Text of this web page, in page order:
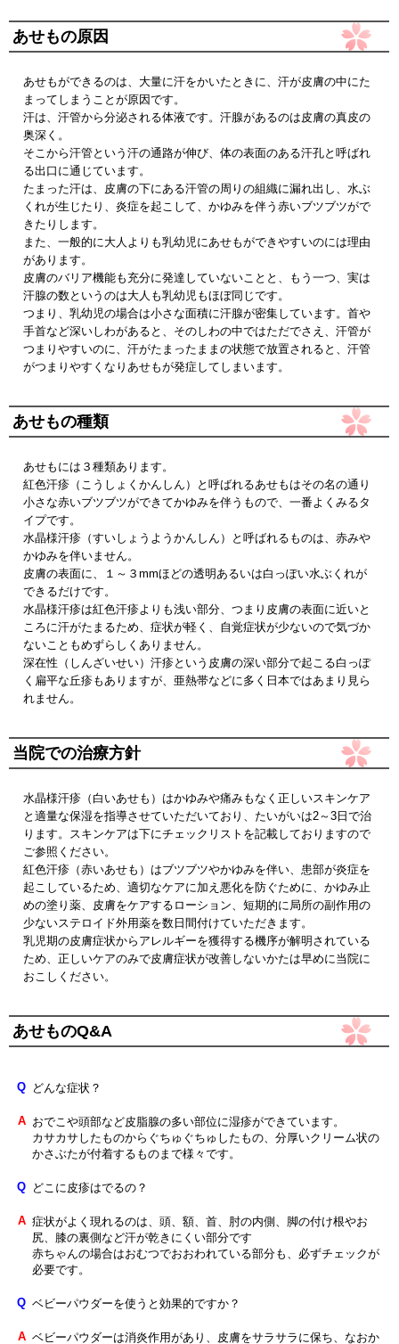
あせもの原因
あせもができるのは、大量に汗をかいたときに、汗が皮膚の中にた
まってしまうことが原因です。
汗は、汗管から分泌される体液です。汗腺があるのは皮膚の真皮の
奥深く。
そこから汗管という汗の通路が伸び、体の表面のある汗孔と呼ばれ
る出口に通じています。
たまった汗は、皮膚の下にある汗管の周りの組織に漏れ出し、水ぶ
くれが生じたり、炎症を起こして、かゆみを伴う赤いブツブツがで
きたりします。
また、一般的に大人よりも乳幼児にあせもができやすいのには理由
があります。
皮膚のバリア機能も充分に発達していないことと、もう一つ、実は
汗腺の数というのは大人も乳幼児もほぼ同じです。
つまり、乳幼児の場合は小さな面積に汗腺が密集しています。首や
手首など深いしわがあると、そのしわの中ではただでさえ、汗管が
つまりやすいのに、汗がたまったままの状態で放置されると、汗管
がつまりやすくなりあせもが発症してしまいます。
あせもの種類
あせもには３種類あります。
紅色汗疹（こうしょくかんしん）と呼ばれるあせもはその名の通り
小さな赤いブツブツができてかゆみを伴うもので、一番よくみるタ
イプです。
水晶様汗疹（すいしょうようかんしん）と呼ばれるものは、赤みや
かゆみを伴いません。
皮膚の表面に、１～３mmほどの透明あるいは白っぽい水ぶくれが
できるだけです。
水晶様汗疹は紅色汗疹よりも浅い部分、つまり皮膚の表面に近いと
ころに汗がたまるため、症状が軽く、自覚症状が少ないので気づか
ないこともめずらしくありません。
深在性（しんざいせい）汗疹という皮膚の深い部分で起こる白っぽ
く扁平な丘疹もありますが、亜熱帯などに多く日本ではあまり見ら
れません。
当院での治療方針
水晶様汗疹（白いあせも）はかゆみや痛みもなく正しいスキンケア
と適量な保湿を指導させていただいており、たいがいは2～3日で治
ります。スキンケアは下にチェックリストを記載しておりますので
ご参照ください。
紅色汗疹（赤いあせも）はブツブツやかゆみを伴い、患部が炎症を
起こしているため、適切なケアに加え悪化を防ぐために、かゆみ止
めの塗り薬、皮膚をケアするローション、短期的に局所の副作用の
少ないステロイド外用薬を数日間付けていただきます。
乳児期の皮膚症状からアレルギーを獲得する機序が解明されている
ため、正しいケアのみで皮膚症状が改善しないかたは早めに当院に
おこしください。
あせものQ&A
Q どんな症状？
A おでこや頭部など皮脂腺の多い部位に湿疹ができています。
カサカサしたものからぐちゅぐちゅしたもの、分厚いクリーム状の
かさぶたが付着するものまで様々です。
Q どこに皮疹はでるの？
A 症状がよく現れるのは、頭、額、首、肘の内側、脚の付け根やお
尻、膝の裏側など汗が乾きにくい部分です
赤ちゃんの場合はおむつでおおわれている部分も、必ずチェックが
必要です。
Q ベビーパウダーを使うと効果的ですか？
A ベビーパウダーは消炎作用があり、皮膚をサラサラに保ち、なおか